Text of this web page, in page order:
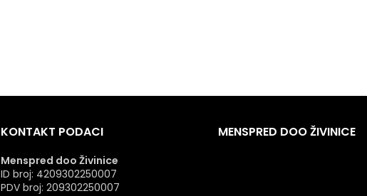
KONTAKT PODACI
Menspred doo Živinice
ID broj: 4209302250007
PDV broj: 209302250007
MENSPRED DOO ŽIVINICE